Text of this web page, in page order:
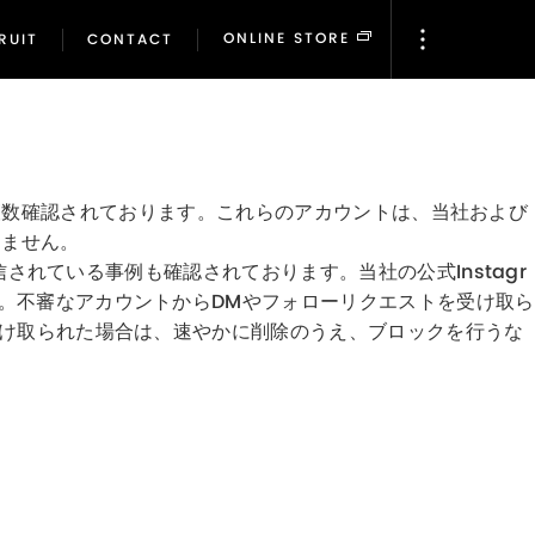
CONTACT ONLINE STORE
CONTACT ONLINE STORE
確認されております。これらのアカウントは、当社および
せん。
れている事例も確認されております。当社の公式Instagr
審なアカウントからDMやフォローリクエストを受け取ら
られた場合は、速やかに削除のうえ、ブロックを行うな